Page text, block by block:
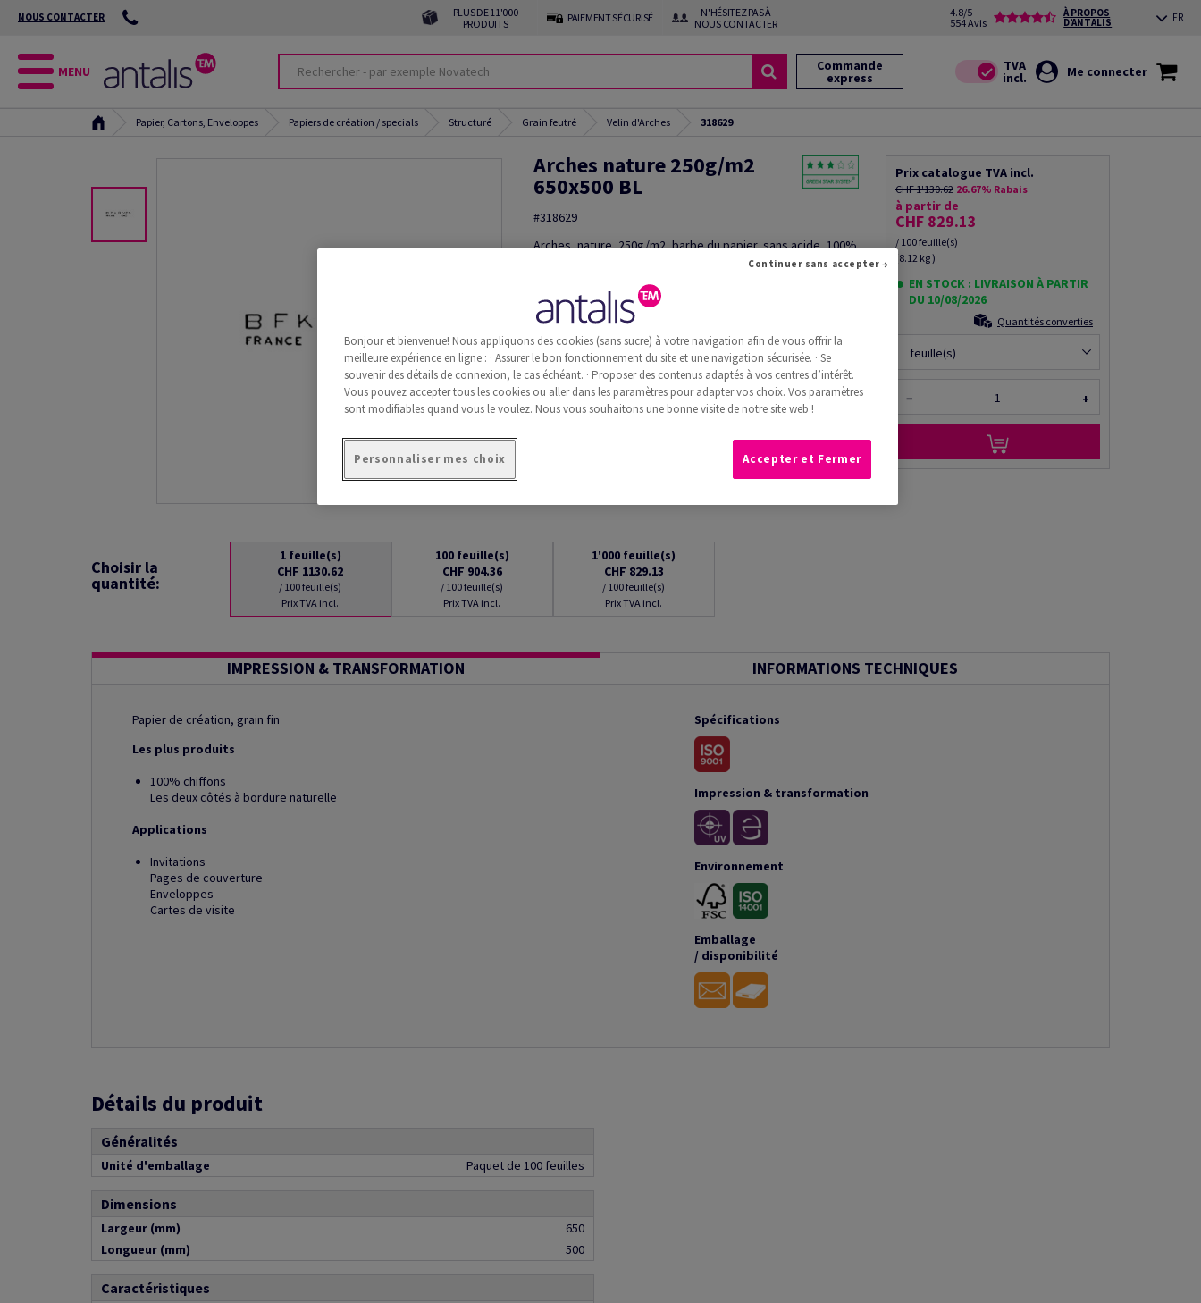
NOUS CONTACTER
PLUS DE 11'000
PRODUITS
PAIEMENT SÉCURISÉ
N'HÉSITEZ PAS À
NOUS CONTACTER
4.8/5
554 Avis
À PROPOS
D’ANTALIS FR
MENU Commande
express Me connecter
Papier, Cartons, Enveloppes Papiers de création / specials Structuré Grain feutré Velin d'Arches 318629
Arches nature 250g/m2
650x500 BL
#318629
Arches, nature, 250g/m2, barbe du papier, sans acide, 100%
coton, 650mm x 500mm, BL, Paquet de 100 feuilles
Découper le produit
Commande d'échantillon(s)
Information additionnelle Recommander ce produit
Prix catalogue TVA incl.
CHF 1'130.62 26.67% Rabais
à partir de
CHF 829.13
/ 100 feuille(s)
(8.12 kg )
EN STOCK : LIVRAISON À PARTIR
DU 10/08/2026
Quantités converties
feuille(s)
− +
Choisir la
quantité:
1 feuille(s)
CHF 1130.62
/ 100 feuille(s)
Prix TVA incl.
100 feuille(s)
CHF 904.36
/ 100 feuille(s)
Prix TVA incl.
1'000 feuille(s)
CHF 829.13
/ 100 feuille(s)
Prix TVA incl.
IMPRESSION & TRANSFORMATION INFORMATIONS TECHNIQUES
Papier de création, grain fin
Les plus produits
100% chiffons
Les deux côtés à bordure naturelle
Applications
Invitations
Pages de couverture
Enveloppes
Cartes de visite
Spécifications
Impression & transformation
Environnement
Emballage
/ disponibilité
Détails du produit
Généralités
Unité d'emballage Paquet de 100 feuilles
Dimensions
Largeur (mm)
650
Longueur (mm)
500
Caractéristiques
Bonjour et bienvenue! Nous appliquons des cookies (sans sucre) à votre navigation afin de vous offrir la
meilleure expérience en ligne : · Assurer le bon fonctionnement du site et une navigation sécurisée. · Se
souvenir des détails de connexion, le cas échéant. · Proposer des contenus adaptés à vos centres d’intérêt.
Vous pouvez accepter tous les cookies ou aller dans les paramètres pour adapter vos choix. Vos paramètres
sont modifiables quand vous le voulez. Nous vous souhaitons une bonne visite de notre site web !
Personnaliser mes choix
Continuer sans accepter →
Accepter et Fermer